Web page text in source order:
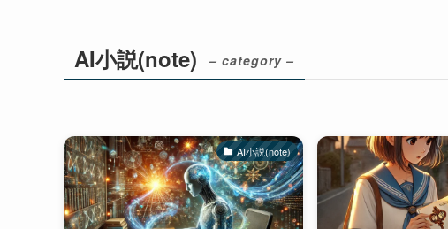
AI小説(note) – category –
AI小説(note)